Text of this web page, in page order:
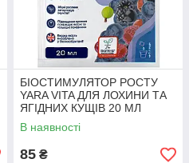
БІОСТИМУЛЯТОР РОСТУ
YARA VITA ДЛЯ ЛОХИНИ ТА
ЯГІДНИХ КУЩІВ 20 МЛ
В наявності
85 ₴